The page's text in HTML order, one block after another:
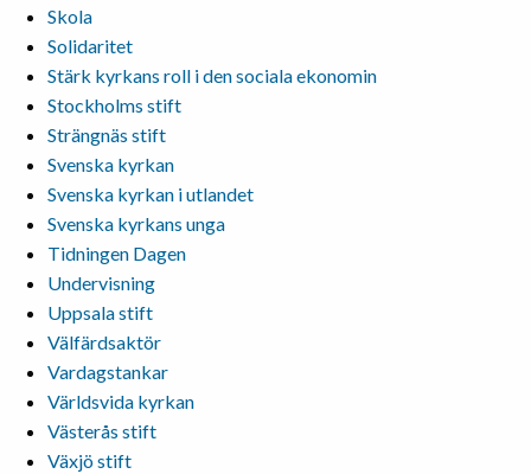
Skola
Solidaritet
Stärk kyrkans roll i den sociala ekonomin
Stockholms stift
Strängnäs stift
Svenska kyrkan
Svenska kyrkan i utlandet
Svenska kyrkans unga
Tidningen Dagen
Undervisning
Uppsala stift
Välfärdsaktör
Vardagstankar
Världsvida kyrkan
Västerås stift
Växjö stift